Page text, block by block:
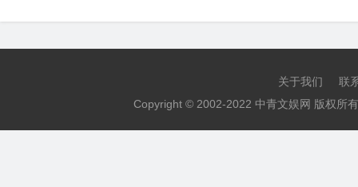
关于我们
联
Copyright © 2002-2022 中青文娱网 版权所